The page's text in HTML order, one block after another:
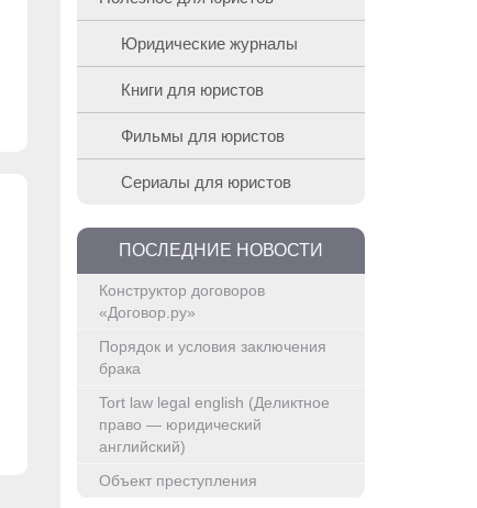
Юридические журналы
Книги для юристов
Фильмы для юристов
Сериалы для юристов
ПОСЛЕДНИЕ НОВОСТИ
Конструктор договоров
«Договор.ру»
Порядок и условия заключения
брака
Tort law legal english (Деликтное
право — юридический
английский)
Объект преступления